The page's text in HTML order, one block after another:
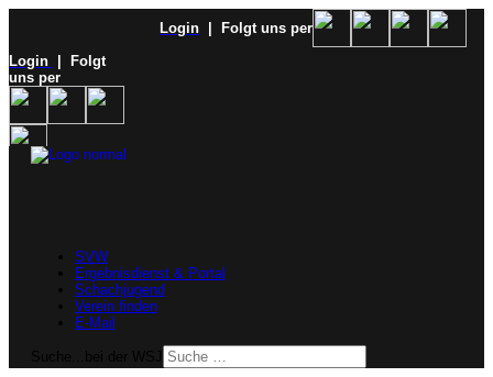
Login
| Folgt uns per
Login
| Folgt
uns per
SVW
Ergebnisdienst & Portal
Schachjugend
Verein finden
E-Mail